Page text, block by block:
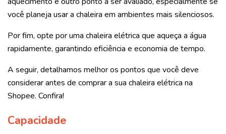
você planeja usar a chaleira em ambientes mais silenciosos.
Por fim, opte por uma chaleira elétrica que aqueça a água
rapidamente, garantindo eficiência e economia de tempo.
A seguir, detalhamos melhor os pontos que você deve
considerar antes de comprar a sua chaleira elétrica na
Shopee. Confira!
Capacidade